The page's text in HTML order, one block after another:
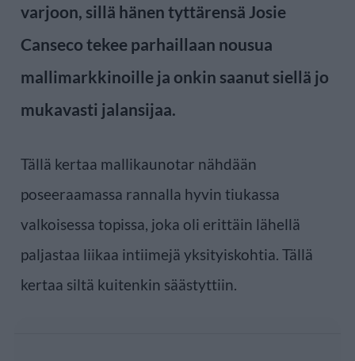
varjoon, sillä hänen tyttärensä Josie
Canseco tekee parhaillaan nousua
mallimarkkinoille ja onkin saanut siellä jo
mukavasti jalansijaa.
Tällä kertaa mallikaunotar nähdään
poseeraamassa rannalla hyvin tiukassa
valkoisessa topissa, joka oli erittäin lähellä
paljastaa liikaa intiimejä yksityiskohtia. Tällä
kertaa siltä kuitenkin säästyttiin.